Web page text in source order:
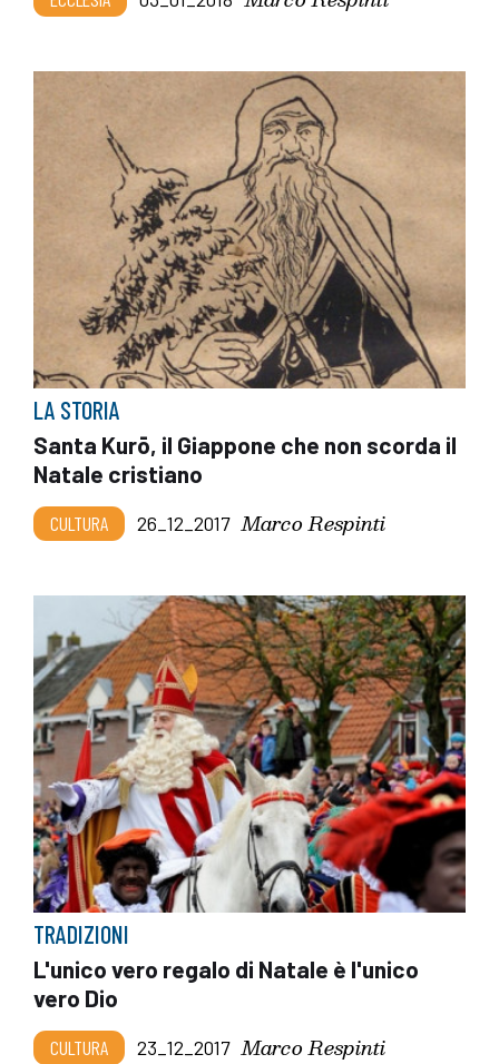
LA STORIA
Santa Kurō, il Giappone che non scorda il
Natale cristiano
CULTURA 26_12_2017 Marco Respinti
TRADIZIONI
L'unico vero regalo di Natale è l'unico
vero Dio
CULTURA 23_12_2017 Marco Respinti